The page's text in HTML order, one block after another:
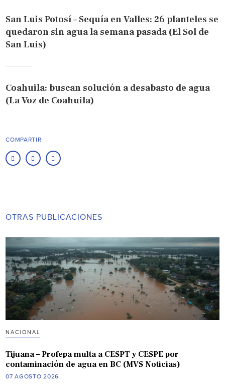
San Luis Potosí – Sequía en Valles: 26 planteles se
quedaron sin agua la semana pasada (El Sol de
San Luis)
Coahuila: buscan solución a desabasto de agua
(La Voz de Coahuila)
COMPARTIR
OTRAS PUBLICACIONES
NACIONAL
Tijuana – Profepa multa a CESPT y CESPE por
contaminación de agua en BC (MVS Noticias)
07 AGOSTO 2026